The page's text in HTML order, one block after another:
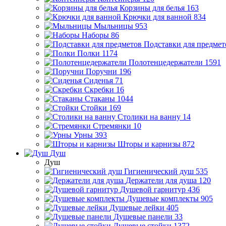
Корзины для белья 163
Крючки для ванной 834
Мыльницы 953
Наборы 86
Подставки для
Полки 1174
Полотенцедержатели 1591
Поручни 196
Сиденья 71
Скребки 16
Стаканы 1044
Стойки 169
Столики на ванну 14
Стремянки 10
Урны 393
Шторы и карнизы 872
Душ
Душ
Гигиенический душ 535
Держатели для душа 120
Душевой гарнитур 436
Душевые комплекты 905
Душевые лейки 405
Душевые панели 33